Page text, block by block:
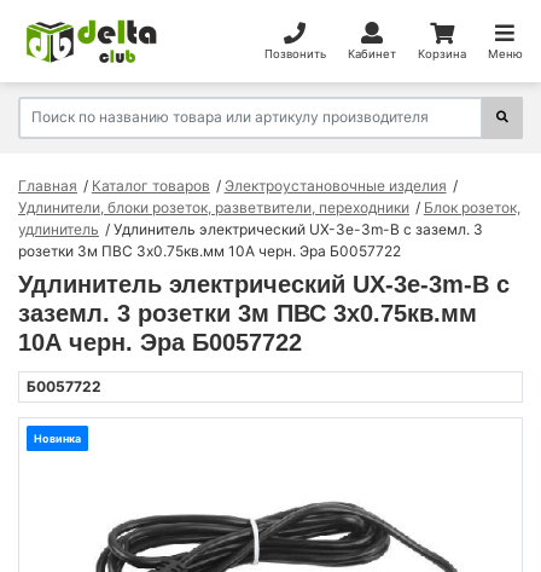
Позвонить Кабинет Корзина Меню
Главная Каталог товаров
Электроустановочные изделия
Удлинители, блоки розеток, разветвители, переходники
Блок розеток,
удлинитель
Удлинитель электрический UX-3e-3m-B с заземл. 3
розетки 3м ПВС 3х0.75кв.мм 10А черн. Эра Б0057722
Удлинитель электрический UX-3e-3m-B с
заземл. 3 розетки 3м ПВС 3х0.75кв.мм
10А черн. Эра Б0057722
Б0057722
Новинка